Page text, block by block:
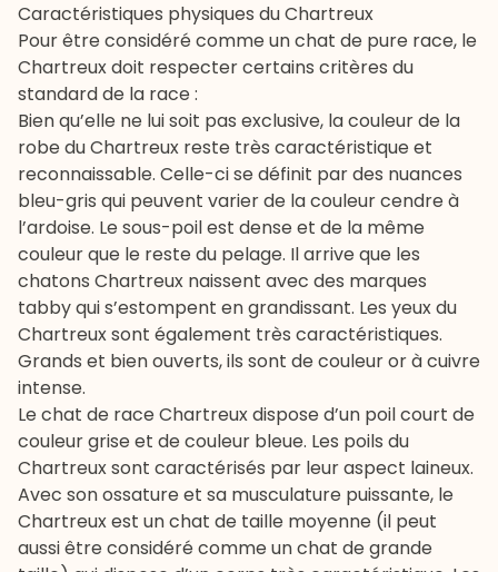
Caractéristiques physiques du Chartreux
Pour être considéré comme un chat de pure race, le
Chartreux doit respecter certains critères du
standard de la race :
Bien qu’elle ne lui soit pas exclusive, la couleur de la
robe du Chartreux reste très caractéristique et
reconnaissable. Celle-ci se définit par des nuances
bleu-gris qui peuvent varier de la couleur cendre à
l’ardoise. Le sous-poil est dense et de la même
couleur que le reste du pelage. Il arrive que les
chatons Chartreux naissent avec des marques
tabby qui s’estompent en grandissant. Les yeux du
Chartreux sont également très caractéristiques.
Grands et bien ouverts, ils sont de couleur or à cuivre
intense.
Le chat de race Chartreux dispose d’un poil court de
couleur grise et de couleur bleue. Les poils du
Chartreux sont caractérisés par leur aspect laineux.
Avec son ossature et sa musculature puissante, le
Chartreux est un chat de taille moyenne (il peut
aussi être considéré comme un chat de grande